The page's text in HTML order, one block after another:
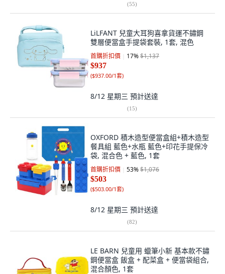
(55)
LiLFANT 兒童大耳狗喜拿貨運不鏽鋼
雙層便當盒手提袋套裝, 1套, 混色
首購折扣價 17%$1,137
$937
($937.00/1套)
8/12 星期三 預計送達
(15)
OXFORD 積木造型便當盒組+積木造型
餐具組 藍色+水瓶 藍色+印花手提保冷
袋, 混合色 + 藍色, 1套
首購折扣價 53%$1,076
$503
($503.00/1套)
8/12 星期三 預計送達
(82)
LE BARN 兒童用 蠟筆小新 基本款不鏽
鋼便當盒 飯盒 + 配菜盒 + 便當袋組合,
混合顏色, 1套